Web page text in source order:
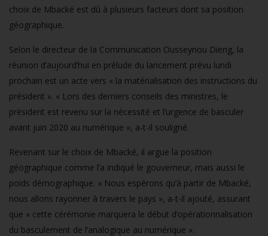
choix de Mbacké est dû à plusieurs facteurs dont sa position
géographique.
Selon le directeur de la Communication Ousseynou Dieng, la
réunion d’aujourd’hui en prélude du lancement prévu lundi
prochain est un acte vers « la matérialisation des instructions du
président ». « Lors des derniers conseils des ministres, le
président est revenu sur la nécessité et l’urgence de basculer
avant juin 2020 au numérique », a-t-il souligné.
Revenant sur le choix de Mbacké, il argue la position
géographique comme l’a indiqué le gouverneur, mais aussi le
poids démographique. « Nous espérons qu’à partir de Mbacké,
nous allons rayonner à travers le pays », a-t-il ajouté, assurant
que « cette cérémonie marquera le début d’opérationnalisation
du basculement de l’analogique au numérique ».